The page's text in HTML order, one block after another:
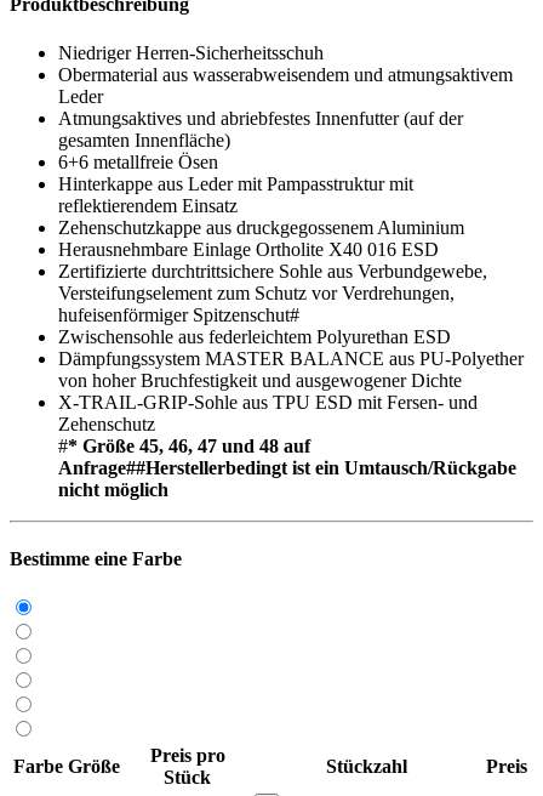
Produktbeschreibung
Niedriger Herren-Sicherheitsschuh
Obermaterial aus wasserabweisendem und atmungsaktivem
Leder
Atmungsaktives und abriebfestes Innenfutter (auf der
gesamten Innenfläche)
6+6 metallfreie Ösen
Hinterkappe aus Leder mit Pampasstruktur mit
reflektierendem Einsatz
Zehenschutzkappe aus druckgegossenem Aluminium
Herausnehmbare Einlage Ortholite X40 016 ESD
Zertifizierte durchtrittsichere Sohle aus Verbundgewebe,
Versteifungselement zum Schutz vor Verdrehungen,
hufeisenförmiger Spitzenschut#
Zwischensohle aus federleichtem Polyurethan ESD
Dämpfungssystem MASTER BALANCE aus PU-Polyether
von hoher Bruchfestigkeit und ausgewogener Dichte
X-TRAIL-GRIP-Sohle aus TPU ESD mit Fersen- und
Zehenschutz
#* Größe 45, 46, 47 und 48 auf
Anfrage##Herstellerbedingt ist ein Umtausch/Rückgabe
nicht möglich
Bestimme eine Farbe
Farbe Größe
Preis pro
Stück
Stückzahl Preis